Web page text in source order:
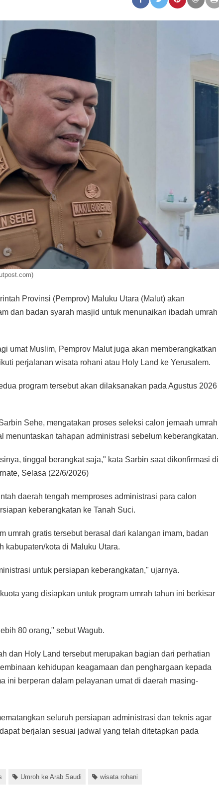
Provinsi (Pemprov) Maluku Utara (Malut) akan
dan badan syarah masjid untuk menunaikan ibadah umrah
umat Muslim, Pemprov Malut juga akan memberangkatkan
perjalanan wisata rohani atau Holy Land ke Yerusalem.
program tersebut akan dilaksanakan pada Agustus 2026
Sehe, mengatakan proses seleksi calon jemaah umrah
menuntaskan tahapan administrasi sebelum keberangkatan.
tinggal berangkat saja," kata Sarbin saat dikonfirmasi di
Selasa (22/6/2026)
daerah tengah memproses administrasi para calon
keberangkatan ke Tanah Suci.
umrah gratis tersebut berasal dari kalangan imam, badan
kabupaten/kota di Maluku Utara.
untuk persiapan keberangkatan," ujarnya.
yang disiapkan untuk program umrah tahun ini berkisar
80 orang," sebut Wagub.
dan Holy Land tersebut merupakan bagian dari perhatian
kehidupan keagamaan dan penghargaan kepada
ini berperan dalam pelayanan umat di daerah masing-
seluruh persiapan administrasi dan teknis agar
berjalan sesuai jadwal yang telah ditetapkan pada
Umroh ke Arab Saudi wisata rohani